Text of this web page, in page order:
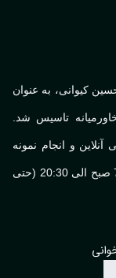
حسین کیوانی، به عنوان
تاسیس شد.
و انجام نمونه
گیری در آزمایشگاه و منزل همه روزه از ساعت 7 صبح الی 20:30 (حتی